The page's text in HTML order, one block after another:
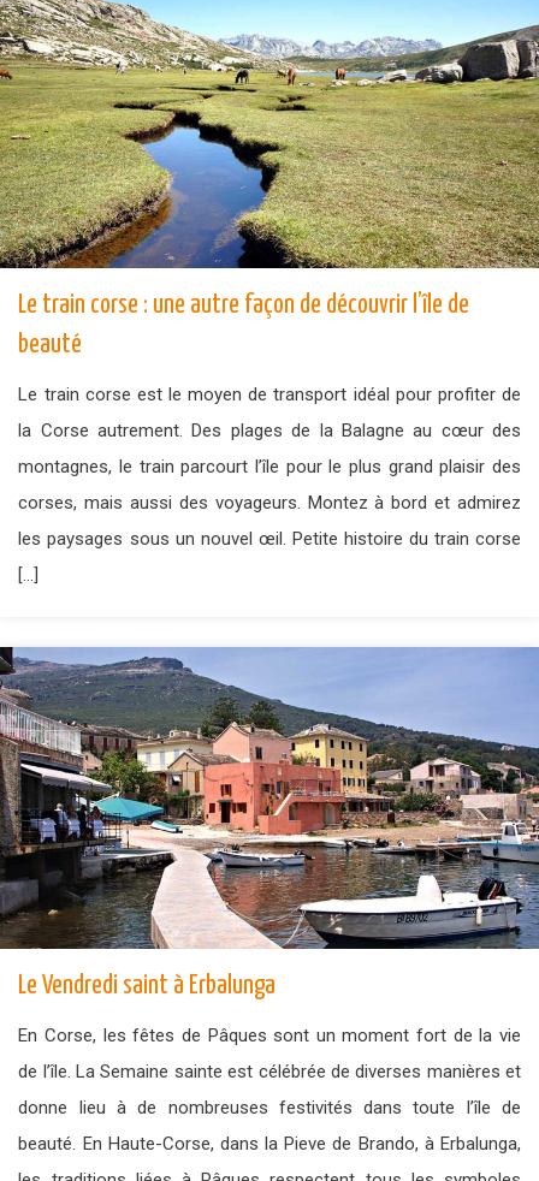
Le train corse : une autre façon de découvrir l’île de
beauté
Le train corse est le moyen de transport idéal pour profiter de
la Corse autrement. Des plages de la Balagne au cœur des
montagnes, le train parcourt l’île pour le plus grand plaisir des
corses, mais aussi des voyageurs. Montez à bord et admirez
les paysages sous un nouvel œil. Petite histoire du train corse
[…]
Le Vendredi saint à Erbalunga
En Corse, les fêtes de Pâques sont un moment fort de la vie
de l’île. La Semaine sainte est célébrée de diverses manières et
donne lieu à de nombreuses festivités dans toute l’île de
beauté. En Haute-Corse, dans la Pieve de Brando, à Erbalunga,